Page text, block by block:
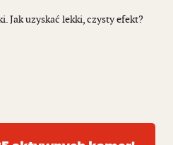
Jak uzyskać lekki, czysty efekt?